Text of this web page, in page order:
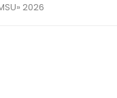
2026